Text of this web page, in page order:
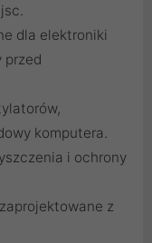
dla elektroniki
przed
komputera.
i ochrony
z